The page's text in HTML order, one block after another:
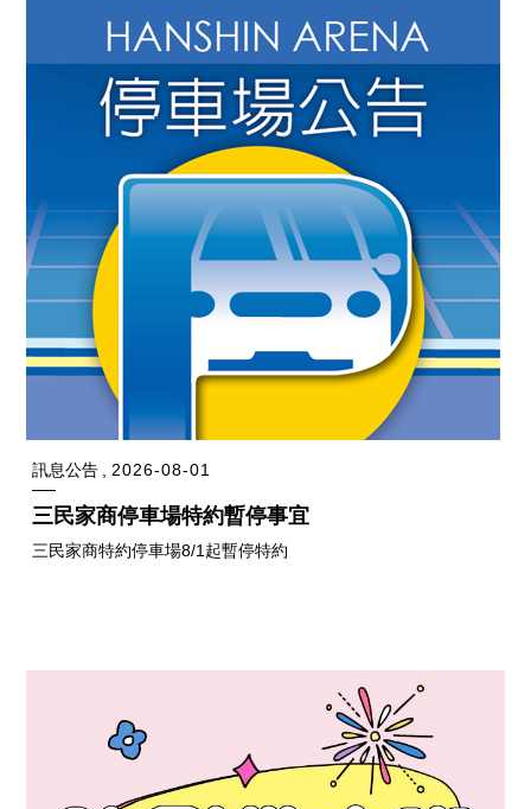
訊息公告 2026-08-01
三民家商停車場特約暫停事宜
三民家商特約停車場8/1起暫停特約